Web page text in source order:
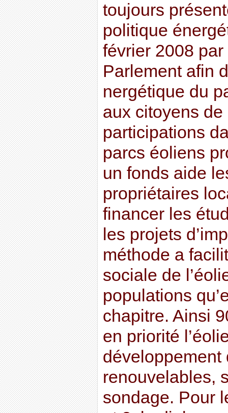
toujours
politique
février 2008
Parlement afin
nergétique du
aux citoyens
participations
parcs éoliens
un fonds aide
propriétaires
financer les
les projets
méthode a
sociale de
populations
chapitre. Ainsi
en priorité
développement
renouvelables,
sondage. Pour